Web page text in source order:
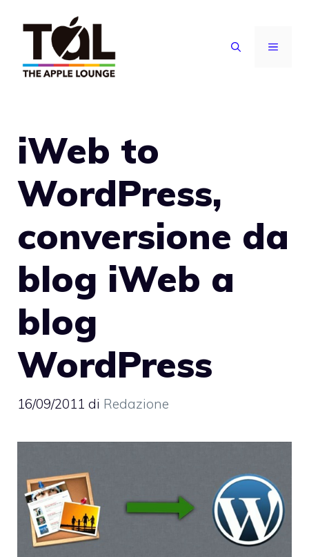
contenuto
MENU
iWeb to
WordPress,
conversione da
blog iWeb a
blog
WordPress
16/09/2011 di Redazione